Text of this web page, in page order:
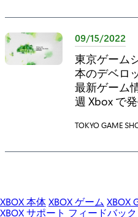
ゴ
:
09/15/2022
東京ゲーム
本のデベロ
最新ゲーム
週 Xbox で
カ
ゴ
TOKYO GAME
XBOX 本体XBOX ゲーム XBOX
XBOX サポート フィードバック